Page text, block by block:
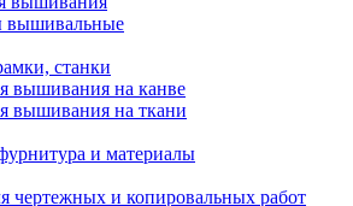
станки
вышивания на канве
вышивания на ткани
и материалы
чертежных и копировальных работ